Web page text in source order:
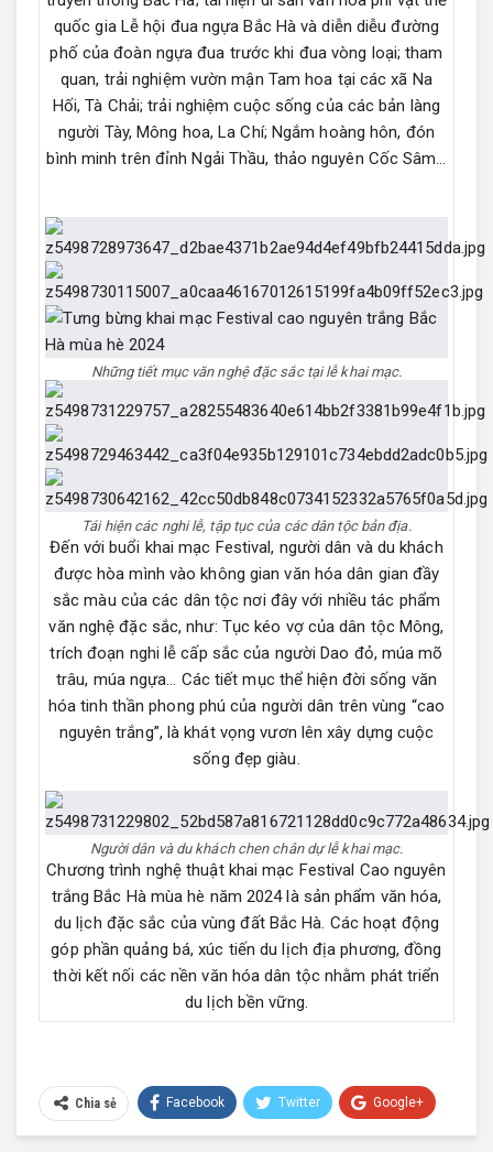
quốc gia Lễ hội đua ngựa Bắc Hà và diễn diễu đường
phố của đoàn ngựa đua trước khi đua vòng loại; tham
quan, trải nghiệm vườn mận Tam hoa tại các xã Na
Hối, Tà Chải; trải nghiệm cuộc sống của các bản làng
người Tày, Mông hoa, La Chí; Ngắm hoàng hôn, đón
bình minh trên đỉnh Ngải Thầu, thảo nguyên Cốc Sâm…
Những tiết mục văn nghệ đặc sắc tại lễ khai mạc.
Tái hiện các nghi lễ, tập tục của các dân tộc bản địa.
Đến với buổi khai mạc Festival, người dân và du khách
được hòa mình vào không gian văn hóa dân gian đầy
sắc màu của các dân tộc nơi đây với nhiều tác phẩm
văn nghệ đặc sắc, như: Tục kéo vợ của dân tộc Mông,
trích đoạn nghi lễ cấp sắc của người Dao đỏ, múa mõ
trâu, múa ngựa… Các tiết mục thể hiện đời sống văn
hóa tinh thần phong phú của người dân trên vùng “cao
nguyên trắng”, là khát vọng vươn lên xây dựng cuộc
sống đẹp giàu.
Người dân và du khách chen chân dự lễ khai mạc.
Chương trình nghệ thuật khai mạc Festival Cao nguyên
trắng Bắc Hà mùa hè năm 2024 là sản phẩm văn hóa,
du lịch đặc sắc của vùng đất Bắc Hà. Các hoạt động
góp phần quảng bá, xúc tiến du lịch địa phương, đồng
thời kết nối các nền văn hóa dân tộc nhằm phát triển
du lịch bền vững.
Chia sẻ Facebook Twitter Google+